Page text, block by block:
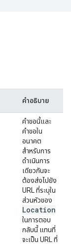
คำอธิบาย
คำขอนี้และ
คำขอใน
อนาคต
สำหรับการ
ดำเนินการ
เดียวกันจะ
ต้องส่งไปยัง
URL ที่ระบุใน
ส่วนหัวของ
Location
ในการตอบ
กลับนี้ แทนที่
จะเป็น URL ที่